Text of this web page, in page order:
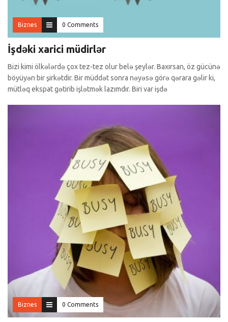
Biznes 0 Comments
İşdəki xarici müdirlər
Bizi kimi ölkələrdə çox tez-tez olur belə şeylər. Baxırsan, öz gücünə
böyüyən bir şirkətdir. Bir müddət sonra nəyəsə görə qərara gəlir ki,
mütləq ekspat gətirib işlətmək lazımdır. Biri var işdə
Biznes 0 Comments